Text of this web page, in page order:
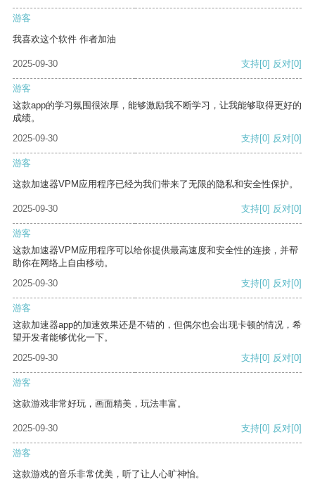
游客
我喜欢这个软件 作者加油
2025-09-30 支持[0] 反对[0]
游客
这款app的学习氛围很浓厚，能够激励我不断学习，让我能够取得更好的
成绩。
2025-09-30
支持[0] 反对[0]
游客
这款加速器VPM应用程序已经为我们带来了无限的隐私和安全性保护。
2025-09-30 支持[0] 反对[0]
游客
这款加速器VPM应用程序可以给你提供最高速度和安全性的连接，并帮
助你在网络上自由移动。
2025-09-30
支持[0] 反对[0]
游客
这款加速器app的加速效果还是不错的，但偶尔也会出现卡顿的情况，希
望开发者能够优化一下。
2025-09-30
支持[0] 反对[0]
游客
这款游戏非常好玩，画面精美，玩法丰富。
2025-09-30 支持[0] 反对[0]
游客
这款游戏的音乐非常优美，听了让人心旷神怡。